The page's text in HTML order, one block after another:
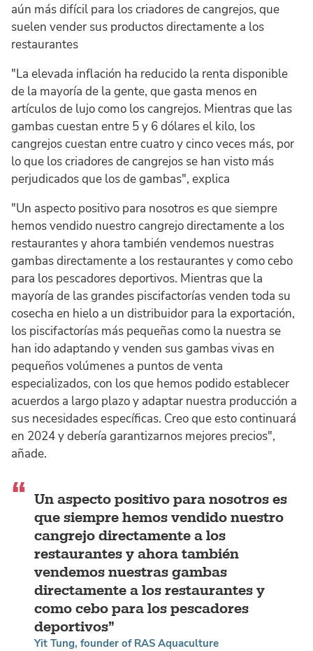
aún más difícil para los criadores de cangrejos, que
suelen vender sus productos directamente a los
restaurantes
"La elevada inflación ha reducido la renta disponible
de la mayoría de la gente, que gasta menos en
artículos de lujo como los cangrejos. Mientras que las
gambas cuestan entre 5 y 6 dólares el kilo, los
cangrejos cuestan entre cuatro y cinco veces más, por
lo que los criadores de cangrejos se han visto más
perjudicados que los de gambas", explica
"Un aspecto positivo para nosotros es que siempre
hemos vendido nuestro cangrejo directamente a los
restaurantes y ahora también vendemos nuestras
gambas directamente a los restaurantes y como cebo
para los pescadores deportivos. Mientras que la
mayoría de las grandes piscifactorías venden toda su
cosecha en hielo a un distribuidor para la exportación,
los piscifactorías más pequeñas como la nuestra se
han ido adaptando y venden sus gambas vivas en
pequeños volúmenes a puntos de venta
especializados, con los que hemos podido establecer
acuerdos a largo plazo y adaptar nuestra producción a
sus necesidades específicas. Creo que esto continuará
en 2024 y debería garantizarnos mejores precios",
añade.
Un aspecto positivo para nosotros es
que siempre hemos vendido nuestro
cangrejo directamente a los
restaurantes y ahora también
vendemos nuestras gambas
directamente a los restaurantes y
como cebo para los pescadores
deportivos
Yit Tung, founder of RAS Aquaculture